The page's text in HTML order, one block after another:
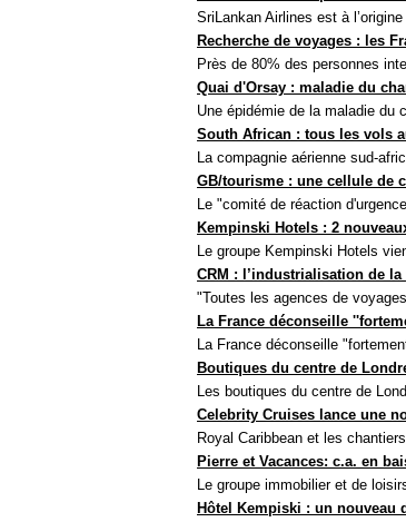
SriLankan Airlines est à
Recherche de voyages : les
Près de 80% des personnes
Quai d'Orsay : maladie du
Une épidémie de la maladie du
South African : tous les vols
La compagnie aérienne sud-
GB/tourisme : une cellule de
Le "comité de réaction
Kempinski Hotels : 2
Le groupe Kempinski Hotels
CRM : l’industrialisation de
"Toutes les agences de
La France déconseille
La France déconseille
Boutiques du centre de
Les boutiques du centre de
Celebrity Cruises lance une
Royal Caribbean et les
Pierre et Vacances: c.a. en
Le groupe immobilier et de
Hôtel
Kempiski : un nouveau